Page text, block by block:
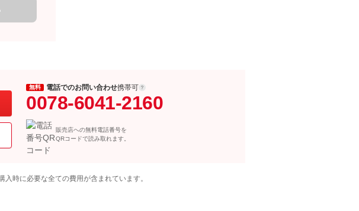
無料 電話でのお問い合わせ携帯可
0078-6041-2160
販売店への無料電話番号を
QRコードで読み取れます。
時に必要な全ての費用が含まれています。